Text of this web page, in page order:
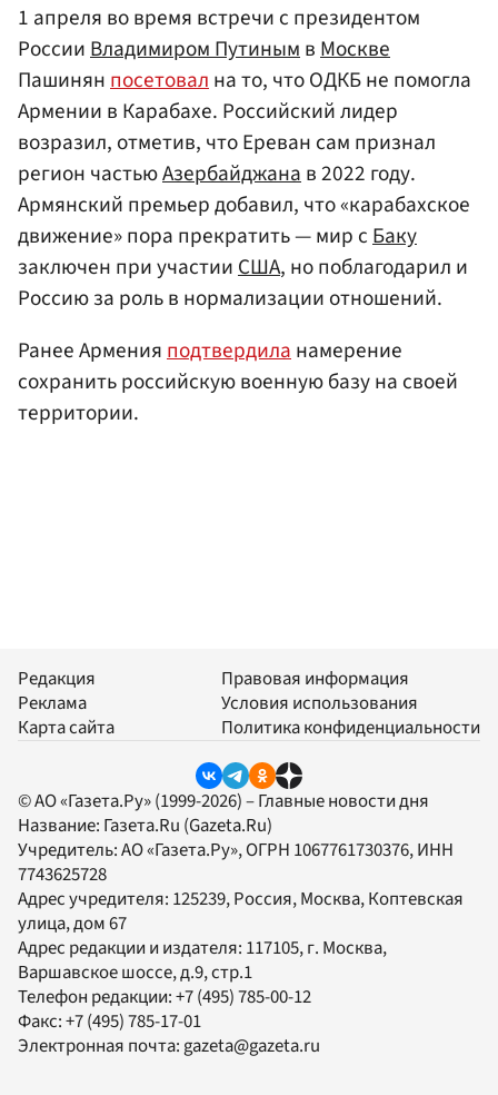
1 апреля во время встречи с президентом
РоссииВладимиром ПутинымвМоскве
Пашинянпосетовална то, что ОДКБ не помогла
Армении в Карабахе. Российский лидер
возразил, отметив, что Ереван сам признал
регион частьюАзербайджанав 2022 году.
Армянский премьер добавил, что «карабахское
движение» пора прекратить — мир сБаку
заключен при участииСША, но поблагодарил и
Россию за роль в нормализации отношений.
Ранее Арменияподтвердиланамерение
сохранить российскую военную базу на своей
территории.
Редакция
Реклама
Карта сайта
Правовая информация
Условия использования
Политика конфиденциальности
© АО «Газета.Ру» (1999-2026) – Главные новости дня
Название: Газета.Ru (Gazeta.Ru)
Учредитель:АО «Газета.Ру», ОГРН 1067761730376, ИНН
7743625728
Адрес учредителя: 125239, Россия, Москва, Коптевская
улица, дом 67
Адрес редакции и издателя: 117105, г. Москва,
Варшавское шоссе, д.9, стр.1
Телефон редакции:+7 (495) 785-00-12
Факс:+7 (495) 785-17-01
Электронная почта:gazeta@gazeta.ru